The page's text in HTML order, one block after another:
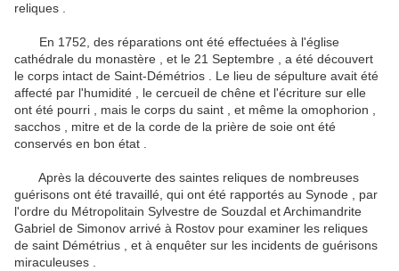
reliques .
En 1752, des réparations ont été effectuées à l'église
cathédrale du monastère , et le 21 Septembre , a été découvert
le corps intact de Saint-Démétrios .
Le lieu de sépulture avait été
affecté par l'humidité , le cercueil de chêne et l'écriture sur elle
ont été pourri , mais le corps du saint , et même la omophorion ,
sacchos , mitre et de la corde de la prière de soie ont été
conservés en bon état .
Après la découverte des saintes reliques de nombreuses
guérisons ont été travaillé, qui ont été rapportés au Synode , par
l'ordre du Métropolitain Sylvestre de Souzdal et Archimandrite
Gabriel de Simonov arrivé à Rostov pour examiner les reliques
de saint Démétrius , et à enquêter sur les incidents de guérisons
miraculeuses